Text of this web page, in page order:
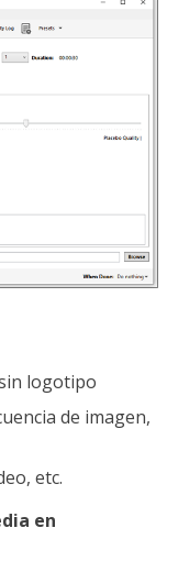
logotipo
de imagen,
etc.
en